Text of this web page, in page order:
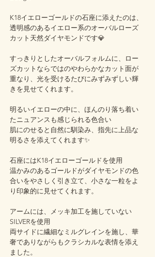
K18イエローゴールドの石座に添えたのは、
透明感のあるイエロー系のオーバルローズ
カット天然ダイヤモンドです💎
すっきりとしたオーバルフォルムに、ロー
ズカットならではのやわらかなカット面が
重なり、光を受けるたびにみずみずしい輝
きを見せてくれます。
明るいイエローの中に、ほんのり落ち着い
たニュアンスも感じられる色合い
肌にのせると自然に馴染み、指先に上品な
明るさを添えてくれます✨
石座にはK18イエローゴールドを使用
温かみのあるゴールドがダイヤモンドの色
合いをやさしく引き立て、小さな一粒をよ
り印象的に見せてくれます。
アームには、メッキ加工を施していない
SILVERを使用
両サイドに繊細なミルグレインを施し、華
奢でありながらもクラシカルな表情を添え
ました。